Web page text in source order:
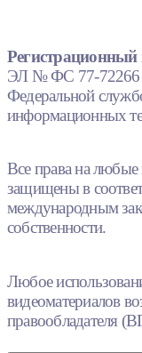
Регистрационный
ЭЛ № ФС 77-72266
Федеральной
информационных
Все права на любые
защищены в
международным
собственности.
Любое
видеоматериалов
правообладателя